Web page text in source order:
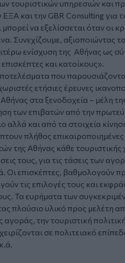
τουριστικών υπηρεσιών και
και την GBR Consulting για
μπορεί να εξελίσσεται όταν οι
Συνεχίζουμε, αξιοποιώντας
ενίσχυση της Αθήνας ως
και κατοίκους».
που
ετήσιες έρευνες
στα ξενοδοχεία – μέλη
των επιβατών από την
αλλά και από τα στοιχεία
πλήθος
της Αθήνας κάθε τουριστικής
τους, για τις τάσεις των
Οι επισκέπτες, βαθμολογούν
τις επιλογές τους και
Τα ευρήματα των
πλούσιο υλικό προς μελέτη
αγοράς, την τουριστική
σε πολιτειακό